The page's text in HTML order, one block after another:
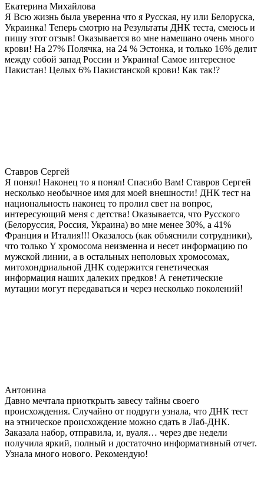
Екатерина Михайлова
Я Всю жизнь была уверенна что я Русская, ну или Белоруска,
Украинка! Теперь смотрю на Результаты ДНК теста, смеюсь и
пишу этот отзыв! Оказывается во мне намешано очень много
крови! На 27% Полячка, на 24 % Эстонка, и только 16% делит
между собой запад России и Украина! Самое интересное
Пакистан! Целых 6% Пакистанской крови! Как так!?
Ставров Сергей
Я понял! Наконец то я понял! Спасибо Вам! Ставров Сергей
несколько необычное имя для моей внешности! ДНК тест на
национальность наконец то пролил свет на вопрос,
интересующий меня с детства! Оказывается, что Русского
(Белоруссия, Россия, Украина) во мне менее 30%, а 41%
Франция и Италия!!! Оказалось (как объяснили сотрудники),
что только Y хромосома неизменна и несет информацию по
мужской линии, а в остальных неполовых хромосомах,
митохондриальной ДНК содержится генетическая
информация наших далеких предков! А генетические
мутации могут передаваться и через несколько поколений!
Антонина
Давно мечтала приоткрыть завесу тайны своего
происхождения. Случайно от подруги узнала, что ДНК тест
на этническое происхождение можно сдать в Лаб-ДНК.
Заказала набор, отправила, и, вуаля… через две недели
получила яркий, полный и достаточно информативный отчет.
Узнала много нового. Рекомендую!